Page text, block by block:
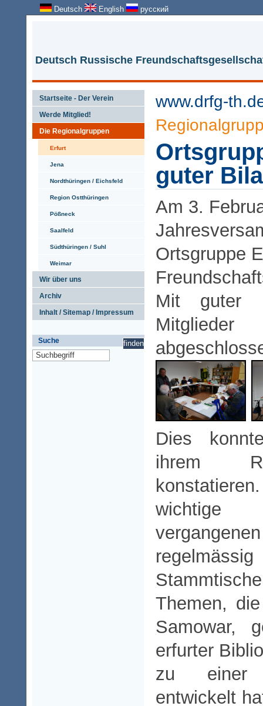
Deutsch English русский
Deutsch Russische
Startseite - Der Verein
Werde Mitglied!
Die Regionalgruppen
Erfurt
Jena
Nordthüringen / Eichsfeld
Region Ostthüringen
Pößneck
Saalfeld
Südthüringen / Suhl
Weimar
Wir über uns
Archiv
Inhalt / Sitemap / Impressum
Suche
www.drfg-
guter
Am 3.
Ortsgruppe
Mit guter
Dies
ihrem
wichtige
Themen,
Samowar,
erfurter
zu einer
entwickelt